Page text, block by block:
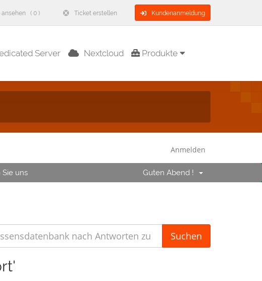
ansehen ( 0 ) Ticket erstellen Kundenanmeldung
Server Nextcloud Produkte
Anmelden
uns Guten Abend !